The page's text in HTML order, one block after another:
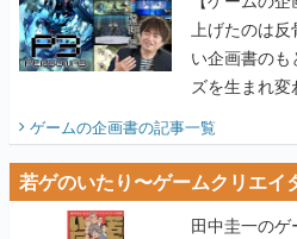
上げたのは
い企画書のも
ズを生まれ
ビュー】
ゲームの企画書の記事一覧
若ゲのいたり〜ゲームクリエイ
田中圭一の